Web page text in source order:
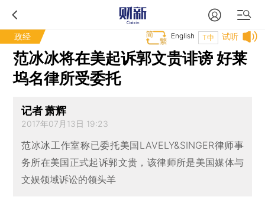
政经 试听
T中
English
范冰冰将在美起诉郭文贵诽谤 好莱
坞名律所受委托
记者 萧辉
2017年07月13日 19:23
范冰冰工作室称已委托美国LAVELY&SINGER律师事
务所在美国正式起诉郭文贵，该律师所是美国媒体与
文娱领域诉讼的领头羊